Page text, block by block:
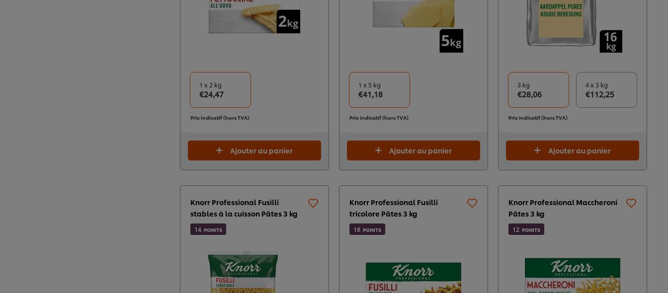
1 x 2 kg
€24,47
Prix indicatif (hors TVA)
Ajouter au panier
1 x 5 kg
€41,18
Prix indicatif (hors TVA)
Ajouter au panier
3 kg
€28,06
4 x 3 kg
€112,25
Prix indicatif (hors TVA)
Ajouter au panier
Knorr Professional Fusilli
stables à la cuisson Pâtes 3 kg
14 POINTS
Knorr Professional Fusilli
tricolore Pâtes 3 kg
18 POINTS
Knorr Professional Maccheroni
Pâtes 3 kg
12 POINTS